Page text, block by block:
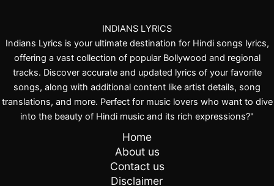
INDIANS LYRICS
Indians Lyrics is your ultimate destination for Hindi songs lyrics,
offering a vast collection of popular Bollywood and regional
tracks. Discover accurate and updated lyrics of your favorite
songs, along with additional content like artist details, song
translations, and more. Perfect for music lovers who want to dive
into the beauty of Hindi music and its rich expressions?"
Home
About us
Contact us
Disclaimer